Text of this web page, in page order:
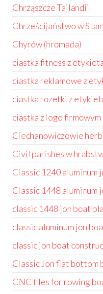
Chrząszcze Tajlandii
Chrześcijaństwo w
Chyrów (hromada)
ciastka fitness z
ciastka reklamowe z
ciastka rozetki z
ciastka z logo firmowym
Ciechanowiczowie
Civil parishes w
Classic 1240 aluminum
Classic 1448 aluminum
classic 1448 jon boat
classic aluminum jon
classic jon boat
Classic Jon flat bottom
CNC files for rowing